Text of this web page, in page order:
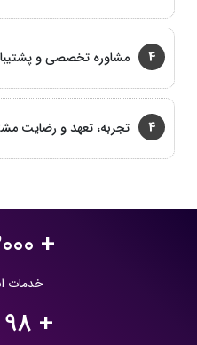
4 مشاوره تخصصی و
4 تجربه، تعهد و رضایت
+
خدمات
+
98